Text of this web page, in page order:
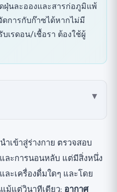
ฝุ่นละอองและสารก่อภูมิแพ้
ดการกับก๊าซได้หากไม่มี
เรดอน/เชื้อรา ต้องใช้ผู้
▾
ย่กว่าภายนอก
คาถูกก่อน
ย่างตรงไปตรงมา: HEPA
ำเข้าสู่ร่างกาย ตรวจสอบ
ละการนอนหลับ แต่มีสิ่งหนึ่ง
ละเครื่องดื่มใดๆ และโดย
ม้แต่วินาทีเดียว: อากาศ